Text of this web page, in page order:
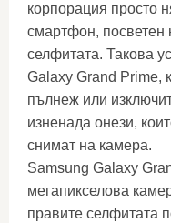
корпорация просто
смартфон, посветен
селфитата. Такова
Galaxy Grand Prime,
пълнеж или
изненада онези,
снимат на камера.
Samsung Galaxy
мегапикселова
правите селфитата